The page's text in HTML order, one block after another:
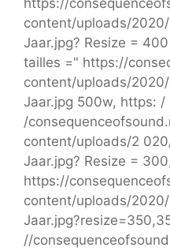
https://
content/uploads/
Jaar.jpg? Resize =
tailles =" https://
content/uploads/
Jaar.jpg 500w, https: /
/
content/uploads/2
Jaar.jpg? Resize =
https://
content/uploads/
//